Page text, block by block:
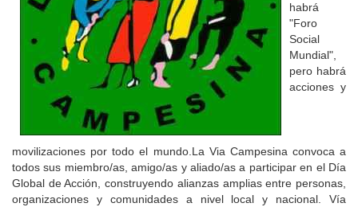
habrá
"Foro
Social
Mundial",
pero habrá
acciones y
movilizaciones por todo el mundo.La Via Campesina convoca a
todos sus miembro/as, amigo/as y aliado/as a participar en el Día
Global de Acción, construyendo alianzas amplias entre personas,
organizaciones y comunidades a nivel local y nacional. Vía